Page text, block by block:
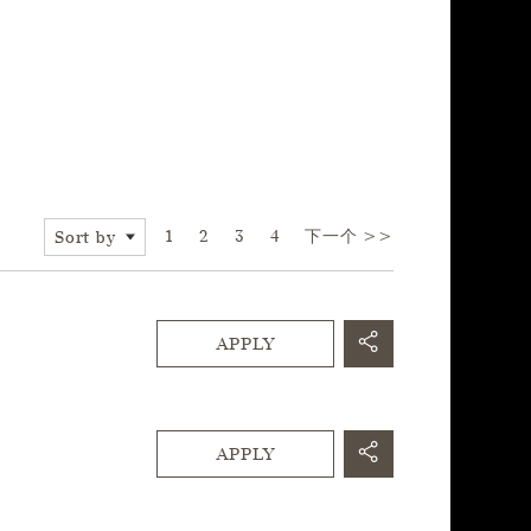
Sort by Page
1 2 3 4 下一个 >>
APPLY
APPLY